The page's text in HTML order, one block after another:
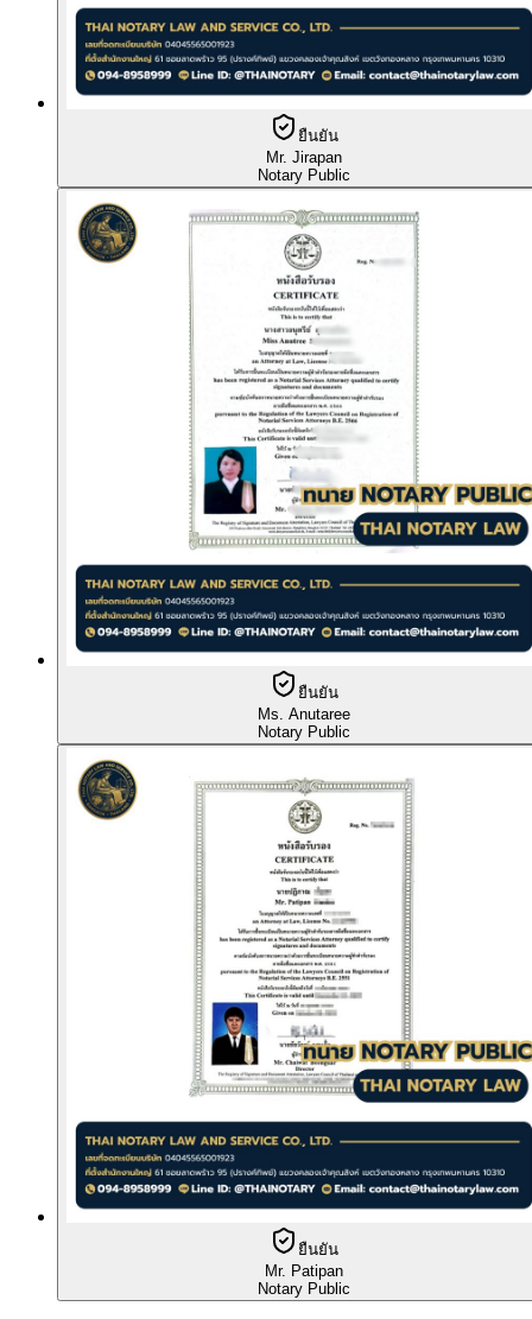
ยืนยัน
Mr. Jirapan
Notary Public
ยืนยัน
Ms. Anutaree
Notary Public
ยืนยัน
Mr. Patipan
Notary Public